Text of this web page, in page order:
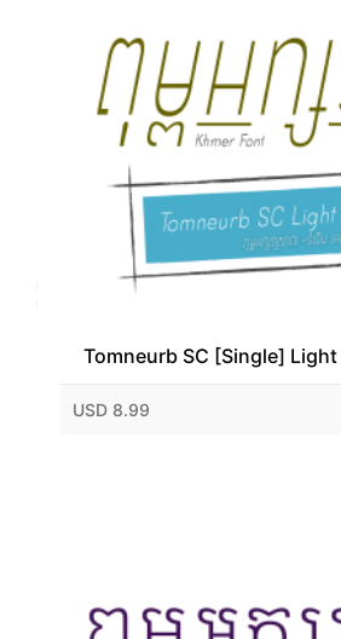
Tomneurb SC [Single]
USD 8.99